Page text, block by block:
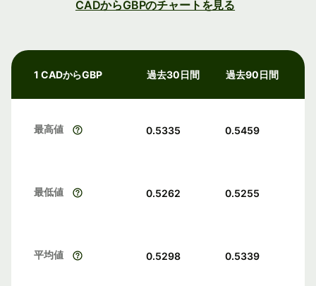
CADからGBPのチャートを見る
1 CADからGBP 過去30日間 過去90日間
最高値 0.5335 0.5459
最低値 0.5262 0.5255
平均値 0.5298 0.5339